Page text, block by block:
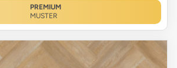
PREMIUM
MUSTER